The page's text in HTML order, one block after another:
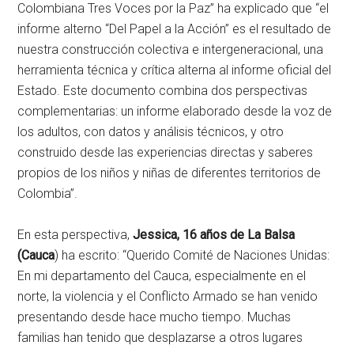
Colombiana Tres Voces por la Paz” ha explicado que “el
informe alterno “Del Papel a la Acción” es el resultado de
nuestra construcción colectiva e intergeneracional, una
herramienta técnica y crítica alterna al informe oficial del
Estado. Este documento combina dos perspectivas
complementarias: un informe elaborado desde la voz de
los adultos, con datos y análisis técnicos, y otro
construido desde las experiencias directas y saberes
propios de los niños y niñas de diferentes territorios de
Colombia”.
En esta perspectiva,Jessica, 16 años de La Balsa
(Cauca) ha escrito: “Querido Comité de Naciones Unidas:
En mi departamento del Cauca, especialmente en el
norte, la violencia y el Conflicto Armado se han venido
presentando desde hace mucho tiempo. Muchas
familias han tenido que desplazarse a otros lugares